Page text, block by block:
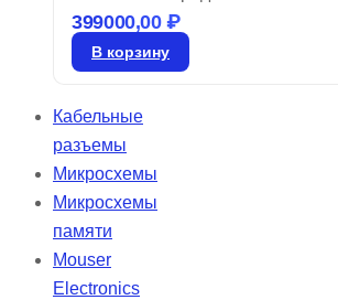
крупные размеры. Легко
нарезаются для нестандартных
из линейки Kodak Wratten 2.
Эти фильтры имеют допуск ±10%
399000,00₽
В корзину
Кабельные
разъемы
Микросхемы
Микросхемы
памяти
Mouser
Electronics